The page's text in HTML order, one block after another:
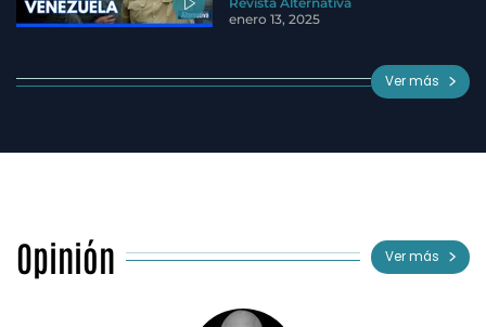
enero 13, 2025
Ver más
Opinión Ver más